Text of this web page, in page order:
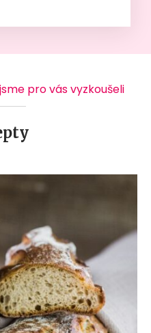
pro vás vyzkoušeli